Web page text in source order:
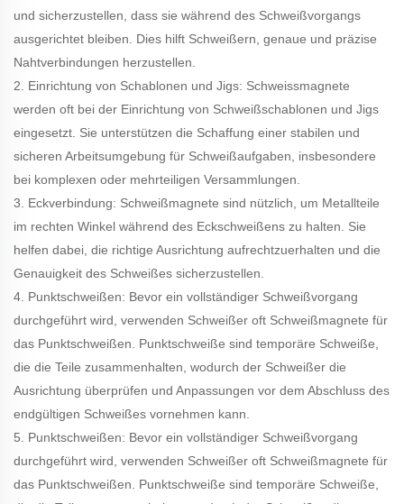
und sicherzustellen, dass sie während des Schweißvorgangs
ausgerichtet bleiben. Dies hilft Schweißern, genaue und präzise
Nahtverbindungen herzustellen.
2. Einrichtung von Schablonen und Jigs: Schweissmagnete
werden oft bei der Einrichtung von Schweißschablonen und Jigs
eingesetzt. Sie unterstützen die Schaffung einer stabilen und
sicheren Arbeitsumgebung für Schweißaufgaben, insbesondere
bei komplexen oder mehrteiligen Versammlungen.
3. Eckverbindung: Schweißmagnete sind nützlich, um Metallteile
im rechten Winkel während des Eckschweißens zu halten. Sie
helfen dabei, die richtige Ausrichtung aufrechtzuerhalten und die
Genauigkeit des Schweißes sicherzustellen.
4. Punktschweißen: Bevor ein vollständiger Schweißvorgang
durchgeführt wird, verwenden Schweißer oft Schweißmagnete für
das Punktschweißen. Punktschweiße sind temporäre Schweiße,
die die Teile zusammenhalten, wodurch der Schweißer die
Ausrichtung überprüfen und Anpassungen vor dem Abschluss des
endgültigen Schweißes vornehmen kann.
5. Punktschweißen: Bevor ein vollständiger Schweißvorgang
durchgeführt wird, verwenden Schweißer oft Schweißmagnete für
das Punktschweißen. Punktschweiße sind temporäre Schweiße,